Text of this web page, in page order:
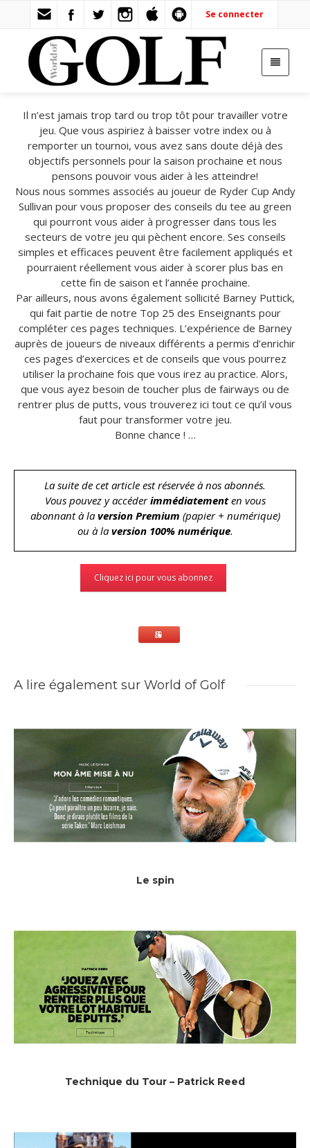
Se connecter
Il n’est jamais trop tard ou trop tôt pour travailler votre
jeu. Que vous aspiriez à baisser votre index ou à
remporter un tournoi, vous avez sans doute déjà des
objectifs personnels pour la saison prochaine et nous
pensons pouvoir vous aider à les atteindre!
Nous nous sommes associés au joueur de Ryder Cup Andy
Sullivan pour vous proposer des conseils du tee au green
qui pourront vous aider à progresser dans tous les
secteurs de votre jeu qui pèchent encore. Ses conseils
simples et efficaces peuvent être facilement appliqués et
pourraient réellement vous aider à scorer plus bas en
cette fin de saison et l’année prochaine.
Par ailleurs, nous avons également sollicité Barney Puttick,
qui fait partie de notre Top 25 des Enseignants pour
compléter ces pages techniques. L’expérience de Barney
auprès de joueurs de niveaux différents a permis d’enrichir
ces pages d’exercices et de conseils que vous pourrez
utiliser la prochaine fois que vous irez au practice. Alors,
que vous ayez besoin de toucher plus de fairways ou de
rentrer plus de putts, vous trouverez ici tout ce qu’il vous
faut pour transformer votre jeu.
Bonne chance ! …
La suite de cet article est réservée à nos abonnés.
Vous pouvez y accéderimmédiatementen vous
abonnant à la version Premium (papier + numérique)
ou à la version 100% numérique.
Cliquez ici pour vous abonnez
A lire également sur World of Golf
Le spin
Technique du Tour – Patrick Reed